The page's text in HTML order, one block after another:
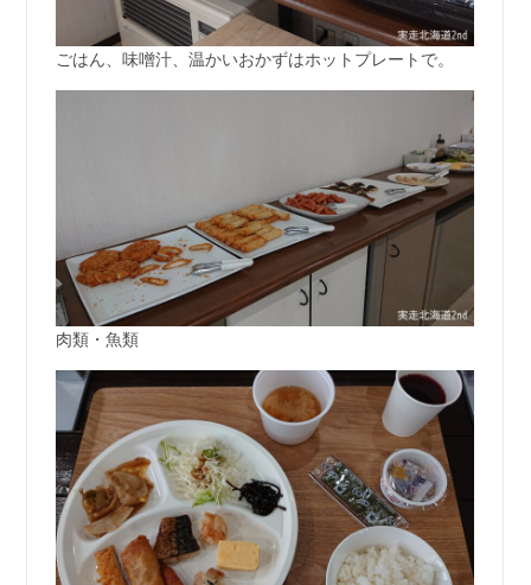
ごはん、味噌汁、温かいおかずはホットプレートで。
肉類・魚類